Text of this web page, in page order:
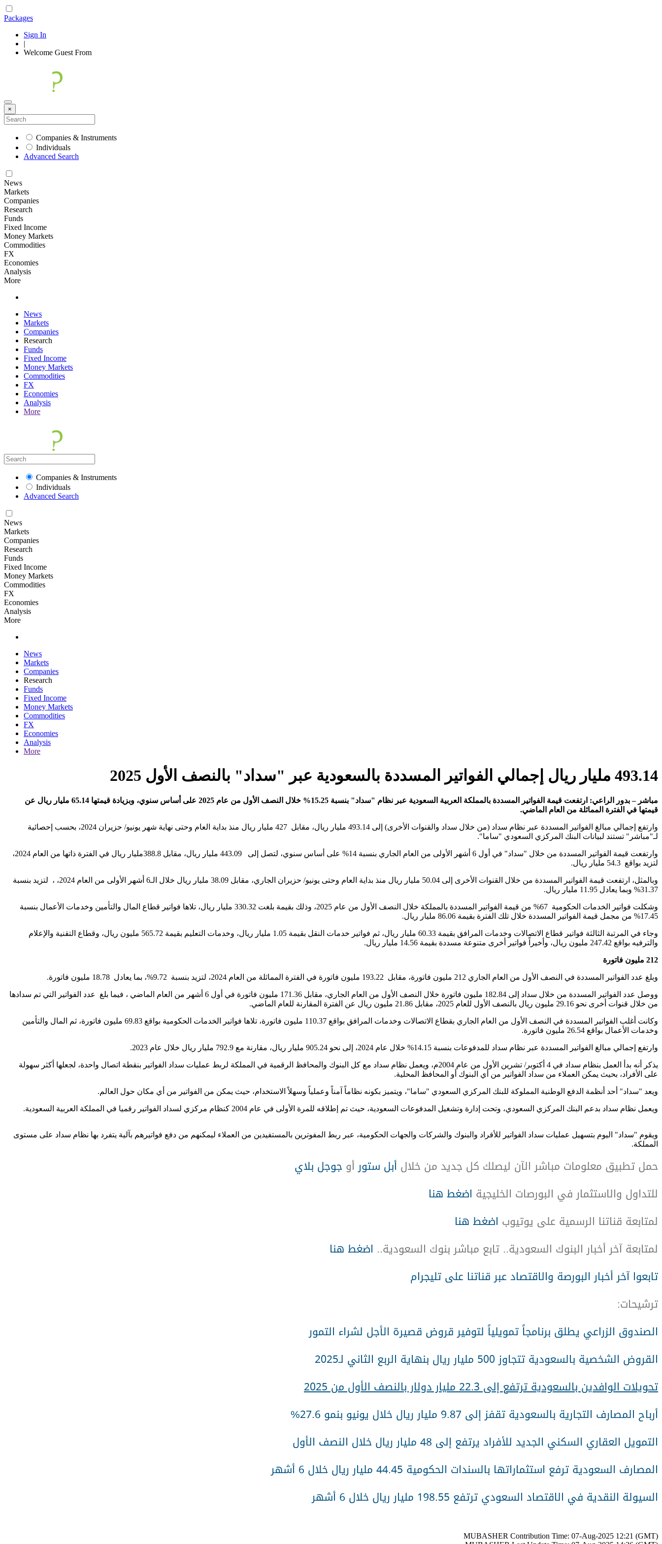
Packages
Sign In
|
Welcome Guest From
×
Companies & Instruments
Individuals
Advanced Search
News
Markets
Companies
Research
Funds
Fixed Income
Money Markets
Commodities
FX
Economies
Analysis
More
News
Markets
Companies
Research
Funds
Fixed Income
Money Markets
Commodities
FX
Economies
Analysis
More
Companies & Instruments
Individuals
Advanced Search
News
Markets
Companies
Research
Funds
Fixed Income
Money Markets
Commodities
FX
Economies
Analysis
More
News
Markets
Companies
Research
Funds
Fixed Income
Money Markets
Commodities
FX
Economies
Analysis
More
493.14 مليار ريال إجمالي الفواتير المسددة بالسعودية عبر "سداد" بالنصف الأول 2025
مباشر – بدور الراعي: ارتفعت قيمة الفواتير المسددة بالمملكة العربية السعودية عبر نظام "سداد" بنسبة 15.25% خلال النصف الأول من عام 2025 على أساس سنوي، وبزيادة قيمتها 65.14 مليار ريال عن
قيمتها في الفترة المماثلة من العام الماضي.
وارتفع إجمالي مبالغ الفواتير المسددة عبر نظام سداد (من خلال سداد والقنوات الأخرى) إلى 493.14 مليار ريال، مقابل 427 مليار ريال منذ بداية العام وحتى نهاية شهر يونيو/ حزيران 2024، بحسب إحصائية
لـ"مباشر" تستند لبيانات البنك المركزي السعودي "ساما".
وارتفعت قيمة الفواتير المسددة من خلال "سداد" في أول 6 أشهر الأولى من العام الجاري بنسبة 14% على أساس سنوي، لتصل إلى 443.09 مليار ريال، مقابل 388.8مليار ريال في الفترة ذاتها من العام 2024،
لتزيد بواقع 54.3 مليار ريال.
وبالمثل، ارتفعت قيمة الفواتير المسددة من خلال القنوات الأخرى إلى 50.04 مليار ريال منذ بداية العام وحتى يونيو/ حزيران الجاري، مقابل 38.09 مليار ريال خلال الـ6 أشهر الأولى من العام 2024، ، لتزيد بنسبة
31.37% وبما يعادل 11.95 مليار ريال.
وشكلت فواتير الخدمات الحكومية 67% من قيمة الفواتير المسددة بالمملكة خلال النصف الأول من عام 2025، وذلك بقيمة بلغت 330.32 مليار ريال، تلاها فواتير قطاع المال والتأمين وخدمات الأعمال بنسبة
17.45% من مجمل قيمة الفواتير المسددة خلال تلك الفترة بقيمة 86.06 مليار ريال.
وجاء في المرتبة الثالثة فواتير قطاع الاتصالات وخدمات المرافق بقيمة 60.33 مليار ريال، ثم فواتير خدمات النقل بقيمة 1.05 مليار ريال، وخدمات التعليم بقيمة 565.72 مليون ريال، وقطاع التقنية والإعلام
والترفيه بواقع 247.42 مليون ريال، وأخيراً فواتير أخرى متنوعة مسددة بقيمة 14.56 مليار ريال.
212 مليون فاتورة
وبلغ عدد الفواتير المسددة في النصف الأول من العام الجاري 212 مليون فاتورة، مقابل 193.22 مليون فاتورة في الفترة المماثلة من العام 2024، لتزيد بنسبة 9.72%، بما يعادل 18.78 مليون فاتورة.
ووصل عدد الفواتير المسددة من خلال سداد إلى 182.84 مليون فاتورة خلال النصف الأول من العام الجاري، مقابل 171.36 مليون فاتورة في أول 6 أشهر من العام الماضي ، فيما بلغ عدد الفواتير التي تم سدادها
من خلال قنوات أخرى نحو 29.16 مليون ريال بالنصف الأول للعام 2025، مقابل 21.86 مليون ريال عن الفترة المقارنة للعام الماضي.
وكانت أغلب الفواتير المسددة في النصف الأول من العام الجاري بقطاع الاتصالات وخدمات المرافق بواقع 110.37 مليون فاتورة، تلاها فواتير الخدمات الحكومية بواقع 69.83 مليون فاتورة، ثم المال والتأمين
وخدمات الأعمال بواقع 26.54 مليون فاتورة.
وارتفع إجمالي مبالغ الفواتير المسددة عبر نظام سداد للمدفوعات بنسبة 14.15% خلال عام 2024، إلى نحو 905.24 مليار ريال، مقارنة مع 792.9 مليار ريال خلال عام 2023.
يذكر أنه بدأ العمل بنظام سداد في 4 أكتوبر/ تشرين الأول من عام 2004م، ويعمل نظام سداد مع كل البنوك والمحافظ الرقمية في المملكة لربط عمليات سداد الفواتير بنقطة اتصال واحدة، لجعلها أكثر سهولة
على الأفراد، بحيث يمكن العملاء من سداد الفواتير من أي البنوك أو المحافظ المحلية.
ويعد "سداد" أحد أنظمة الدفع الوطنية المملوكة للبنك المركزي السعودي "ساما"، ويتميز بكونه نظاماً آمناً وعملياً وسهلاً الاستخدام، حيث يمكن من الفواتير من أي مكان حول العالم.
ويعمل نظام سداد بدعم البنك المركزي السعودي، وتحت إدارة وتشغيل المدفوعات السعودية، حيث تم إطلاقه للمرة الأولى في عام 2004 كنظام مركزي لسداد الفواتير رقميا في المملكة العربية السعودية.
ويقوم "سداد" اليوم بتسهيل عمليات سداد الفواتير للأفراد والبنوك والشركات والجهات الحكومية، عبر ربط المفوترين بالمستفيدين من العملاء ليمكنهم من دفع فواتيرهم بآلية يتفرد بها نظام سداد على مستوى
المملكة.
حمل تطبيق معلومات مباشر الآن ليصلك كل جديد من خلال أبل ستورأو جوجل بلاي
للتداول والاستثمار في البورصات الخليجية اضغط هنا
لمتابعة قناتنا الرسمية على يوتيوب اضغط هنا
لمتابعة آخر أخبار البنوك السعودية.. تابع مباشر بنوك السعودية.. اضغط هنا
تابعوا آخر أخبار البورصة والاقتصاد عبر قناتنا على تليجرام
ترشيحات:
الصندوق الزراعي يطلق برنامجاً تمويلياً لتوفير قروض قصيرة الأجل لشراء التمور
القروض الشخصية بالسعودية تتجاوز 500 مليار ريال بنهاية الربع الثاني لـ2025
تحويلات الوافدين بالسعودية ترتفع إلى 22.3 مليار دولار بالنصف الأول من 2025
أرباح المصارف التجارية بالسعودية تقفز إلى 9.87 مليار ريال خلال يونيو بنمو 27.6%
التمويل العقاري السكني الجديد للأفراد يرتفع إلى 48 مليار ريال خلال النصف الأول
المصارف السعودية ترفع استثماراتها بالسندات الحكومية 44.45 مليار ريال خلال 6 أشهر
السيولة النقدية في الاقتصاد السعودي ترتفع 198.55 مليار ريال خلال 6 أشهر
MUBASHER Contribution Time: 07-Aug-2025 12:21 (GMT)